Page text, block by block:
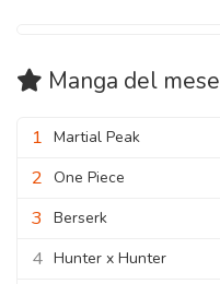
Manga del mese
1 Martial Peak
2 One Piece
3 Berserk
4 Hunter x Hunter